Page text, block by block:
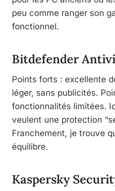
peu comme ranger son
fonctionnel.
Bitdefender
Points forts : excellente
léger, sans publicités.
fonctionnalités limitées.
veulent une protection
Franchement, je trouve
équilibre.
Kaspersky